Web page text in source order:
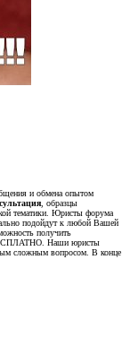
и обмена опытом
, образцы
тематики. Юристы форума
подойдут к любой Вашей
получить
Наши юристы
сложным вопросом. В конце